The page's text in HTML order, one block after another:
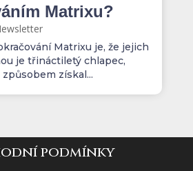
Matrixu?
Matrixu je, že jejich
je třináctiletý chlapec,
získal...
podmínky